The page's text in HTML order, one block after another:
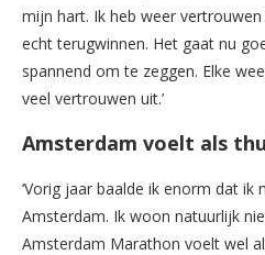
mijn hart. Ik heb weer
echt terugwinnen. Het gaat nu
spannend om te zeggen. Elke
veel vertrouwen uit.’
Amsterdam voelt als
‘Vorig jaar baalde ik enorm dat ik
Amsterdam. Ik woon natuurlijk
Amsterdam Marathon voelt wel